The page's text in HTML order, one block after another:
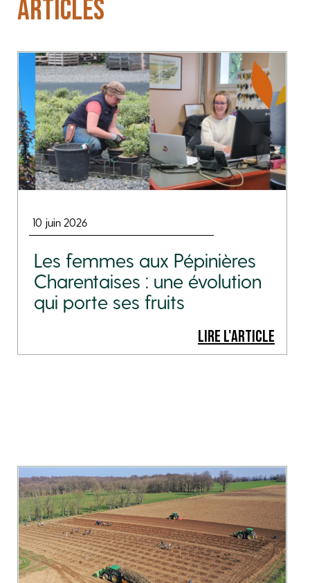
ARTICLES
10 juin 2026
Les femmes aux Pépinières
Charentaises : une évolution
qui porte ses fruits
LIRE L'ARTICLE